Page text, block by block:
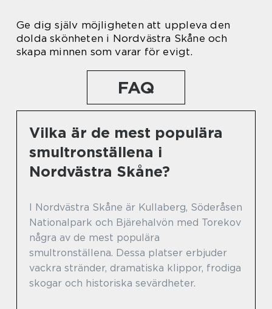
Ge dig själv möjligheten att uppleva den
dolda skönheten i Nordvästra Skåne och
skapa minnen som varar för evigt.
FAQ
Vilka är de mest populära
smultronställena i
Nordvästra Skåne?
I Nordvästra Skåne är Kullaberg, Söderåsen
Nationalpark och Bjärehalvön med Torekov
några av de mest populära
smultronställena. Dessa platser erbjuder
vackra stränder, dramatiska klippor, frodiga
skogar och historiska sevärdheter.